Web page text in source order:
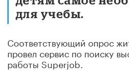
для учебы.
Соответствующий опрос
провел сервис по поиску
работы Superjob.